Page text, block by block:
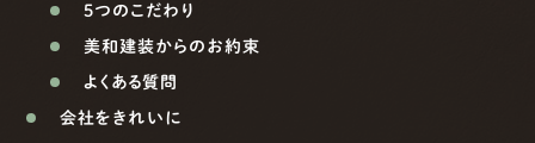
5つのこだわり
美和建装からのお約束
よくある質問
会社をきれいに